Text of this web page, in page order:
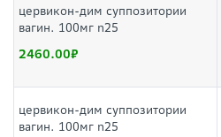
цервикон-дим суппозитории
вагин. 100мг n25
2460.00
цервикон-дим суппозитории
вагин. 100мг n25